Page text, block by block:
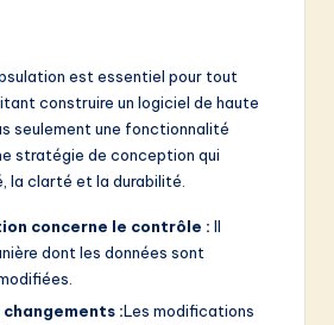
est essentiel pour tout
construire un logiciel de haute
seulement une fonctionnalité
stratégie de conception qui
la clarté et la durabilité.
concerne le contrôle : Il
dont les données sont
:Les modifications